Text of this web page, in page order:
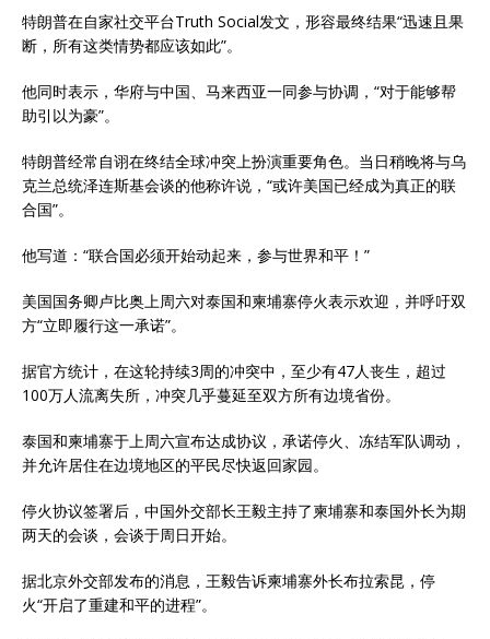
特朗普在自家社交平台Truth Social发文，形容最终结果“迅速且果
断，所有这类情势都应该如此”。
他同时表示，华府与中国、马来西亚一同参与协调，“对于能够帮
助引以为豪”。
特朗普经常自诩在终结全球冲突上扮演重要角色。当日稍晚将与乌
克兰总统泽连斯基会谈的他称许说，“或许美国已经成为真正的联
合国”。
他写道：“联合国必须开始动起来，参与世界和平！”
美国国务卿卢比奥上周六对泰国和柬埔寨停火表示欢迎，并呼吁双
方“立即履行这一承诺”。
据官方统计，在这轮持续3周的冲突中，至少有47人丧生，超过
100万人流离失所，冲突几乎蔓延至双方所有边境省份。
泰国和柬埔寨于上周六宣布达成协议，承诺停火、冻结军队调动，
并允许居住在边境地区的平民尽快返回家园。
停火协议签署后，中国外交部长王毅主持了柬埔寨和泰国外长为期
两天的会谈，会谈于周日开始。
据北京外交部发布的消息，王毅告诉柬埔寨外长布拉索昆，停
火“开启了重建和平的进程”。